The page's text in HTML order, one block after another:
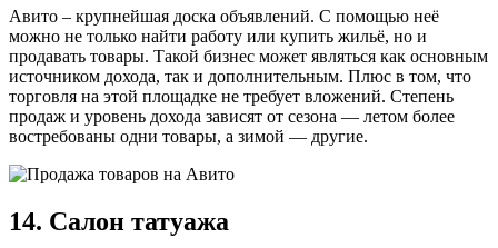
Авито – крупнейшая доска объявлений. С помощью неё
можно не только найти работу или купить жильё, но и
продавать товары. Такой бизнес может являться как основным
источником дохода, так и дополнительным. Плюс в том, что
торговля на этой площадке не требует вложений. Степень
продаж и уровень дохода зависят от сезона — летом более
востребованы одни товары, а зимой — другие.
14. Салон татуажа